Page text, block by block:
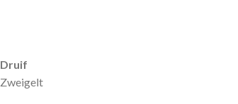
Druif
Zweigelt